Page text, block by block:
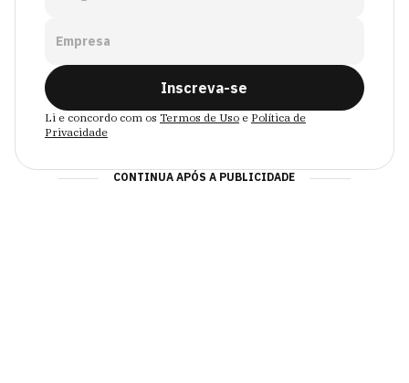
Empresa
Inscreva-se
Li e concordo com os Termos de Uso e Política de
Privacidade
CONTINUA APÓS A PUBLICIDADE